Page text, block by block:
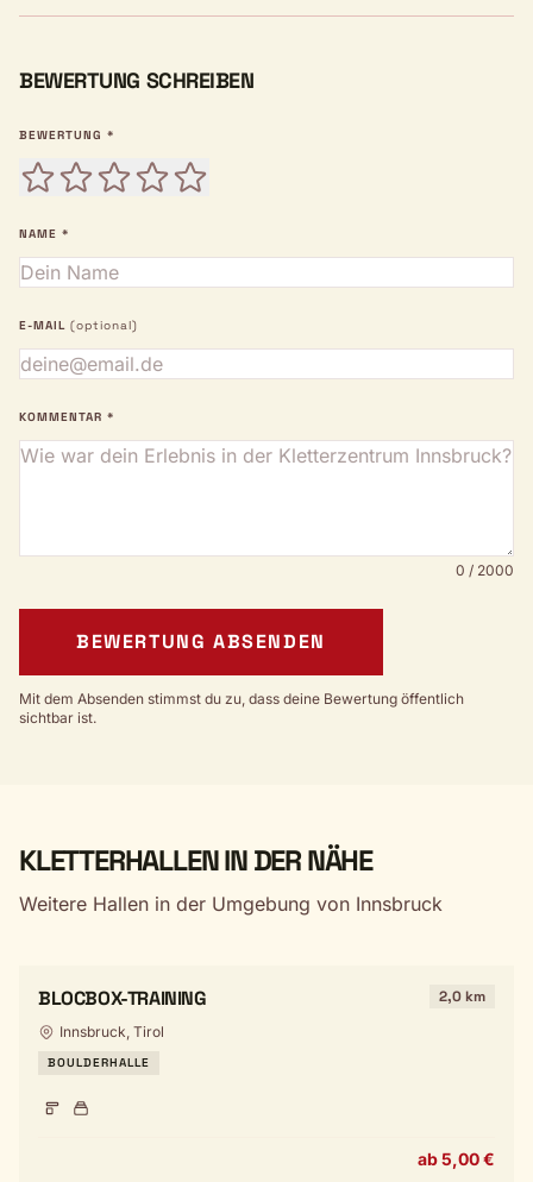
BEWERTUNG SCHREIBEN
BEWERTUNG *
NAME *
E-MAIL (optional)
KOMMENTAR *
0 / 2000
BEWERTUNG ABSENDEN
Mit dem Absenden stimmst du zu, dass deine Bewertung öffentlich
sichtbar ist.
KLETTERHALLEN IN DER NÄHE
Weitere Hallen in der Umgebung von Innsbruck
BLOCBOX-TRAINING 2,0 km
Innsbruck, Tirol
BOULDERHALLE
ab 5,00 €